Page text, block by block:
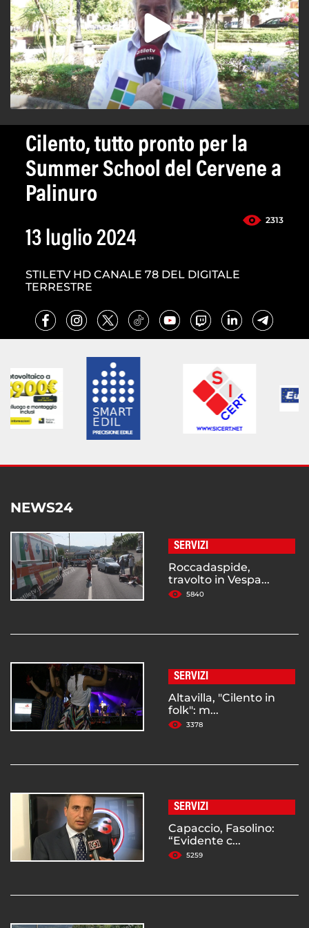
Cilento, tutto pronto per la
Summer School del Cervene a
Palinuro
2313
13 luglio 2024
STILETV HD CANALE 78 DEL DIGITALE
TERRESTRE
NEWS24
SERVIZI
Roccadaspide,
travolto in Vespa...
5840
SERVIZI
Altavilla, "Cilento in
folk": m...
3378
SERVIZI
Capaccio, Fasolino:
“Evidente c...
5259